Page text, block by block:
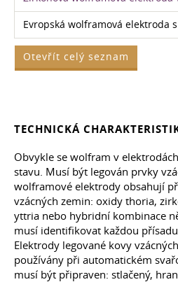
Evropská wolframová elektroda
Otevřít celý seznam
TECHNICKÁ
Obvykle se wolfram v
stavu. Musí být legován prvky
wolframové elektrody obsahují
vzácných zemin: oxidy thoria,
yttria nebo hybridní kombinace
musí identifikovat každou
Elektrody legované kovy
používány při automatickém
musí být připraven: stlačený,